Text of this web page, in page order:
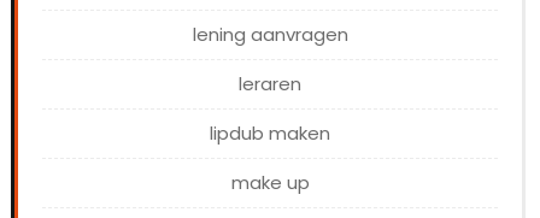
lening aanvragen
leraren
lipdub maken
make up